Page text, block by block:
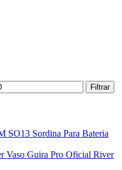
Filtrar
Sordina Para Bateria
Vaso Guira Pro Oficial River